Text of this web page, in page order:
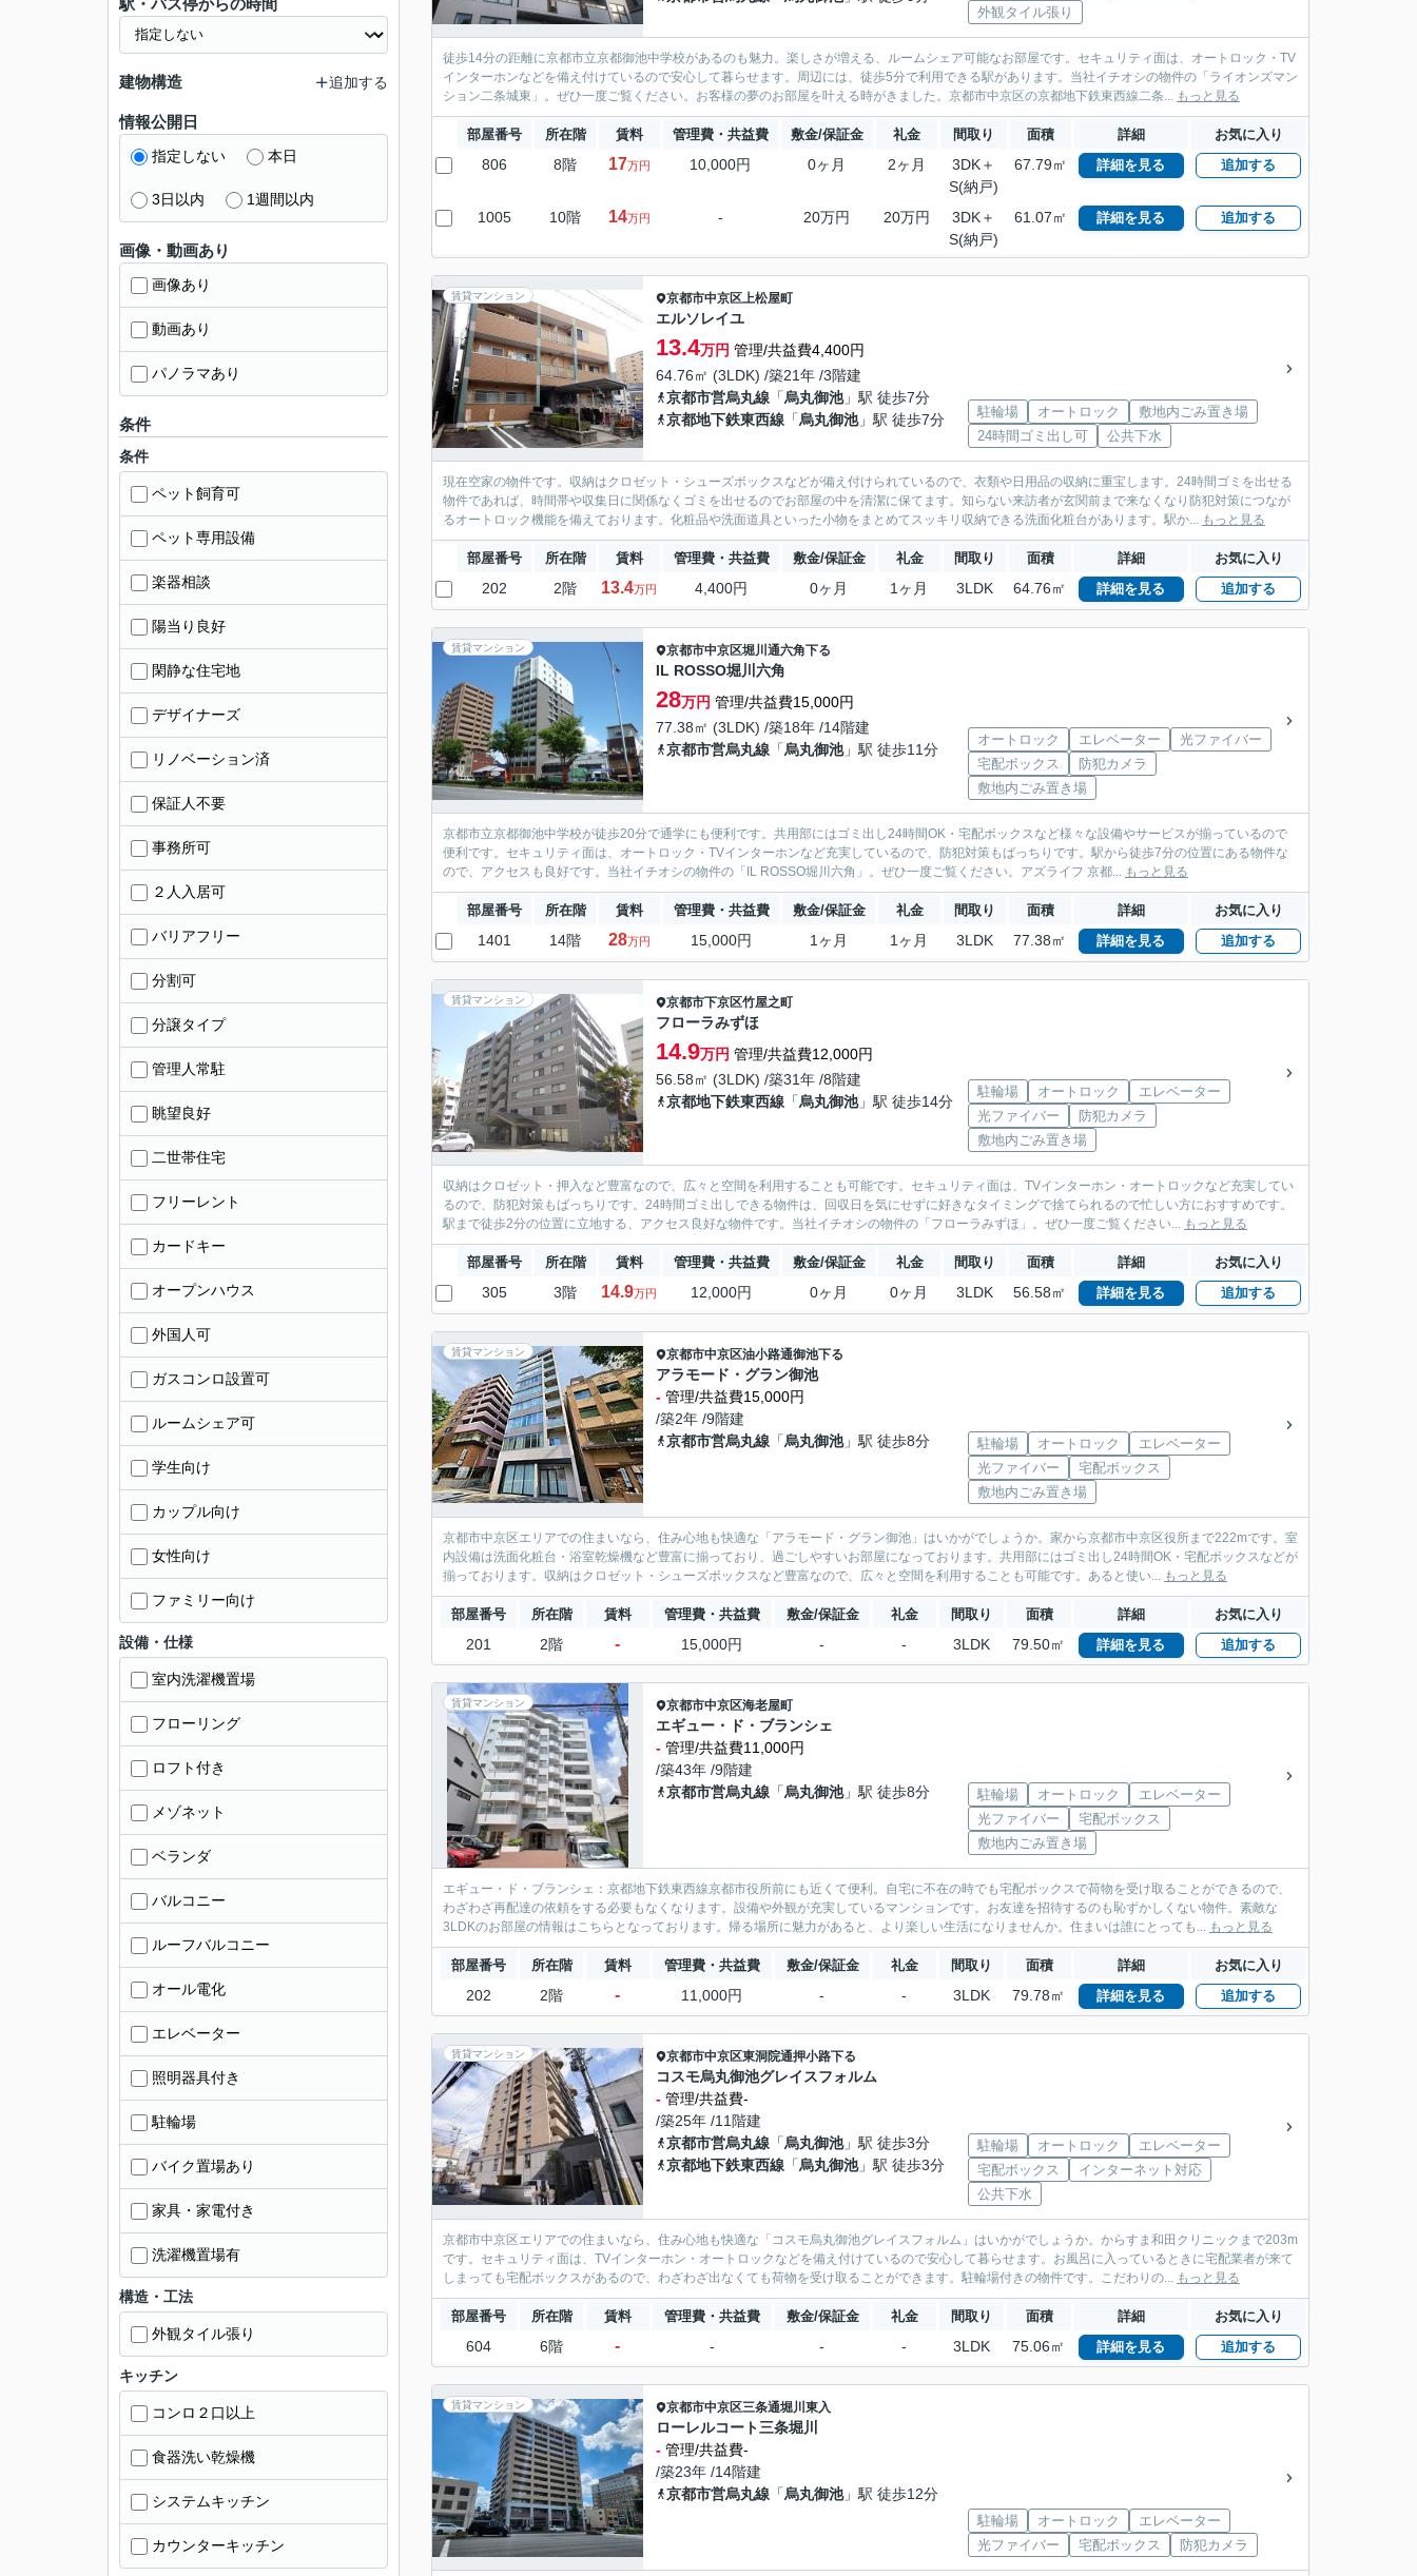
外観タイル張り
徒歩14分の距離に京都市立京都御池中学校があるのも魅力。楽しさが増える、ルームシェア可能なお部屋です。セキュリティ面は、オートロック・TV
インターホンなどを備え付けているので安心して暮らせます。周辺には、徒歩5分で利用できる駅があります。当社イチオシの物件の「ライオンズマン
ション二条城東」。ぜひ一度ご覧ください。お客様の夢のお部屋を叶える時がきました。京都市中京区の京都地下鉄東西線二条... もっと見る
部屋番号 所在階 賃料 管理費・共益費 敷金/保証金 礼金 間取り 面積 詳細 お気に入り
806 8階 17万円 10,000円 0ヶ月 2ヶ月
3DK＋
S(納戸)
67.79㎡ 詳細を見る 追加する
1005 10階 14万円 - 20万円 20万円
3DK＋
S(納戸)
61.07㎡ 詳細を見る 追加する
賃貸マンション 京都市中京区上松屋町
エルソレイユ
13.4万円 管理/共益費4,400円
64.76㎡ (3LDK) /築21年 /3階建
京都市営烏丸線 「烏丸御池」駅 徒歩7分
京都地下鉄東西線 「烏丸御池」駅 徒歩7分 駐輪場 オートロック
敷地内ごみ置き場
24時間ゴミ出し可
公共下水
現在空家の物件です。収納はクロゼット・シューズボックスなどが備え付けられているので、衣類や日用品の収納に重宝します。24時間ゴミを出せる
物件であれば、時間帯や収集日に関係なくゴミを出せるのでお部屋の中を清潔に保てます。知らない来訪者が玄関前まで来なくなり防犯対策につなが
るオートロック機能を備えております。化粧品や洗面道具といった小物をまとめてスッキリ収納できる洗面化粧台があります。駅か... もっと見る
部屋番号 所在階 賃料 管理費・共益費 敷金/保証金 礼金 間取り 面積 詳細 お気に入り
202 2階 13.4万円 4,400円 0ヶ月 1ヶ月 3LDK 64.76㎡ 詳細を見る 追加する
賃貸マンション 京都市中京区堀川通六角下る
IL ROSSO堀川六角
28万円 管理/共益費15,000円
77.38㎡ (3LDK) /築18年 /14階建
京都市営烏丸線 「烏丸御池」駅 徒歩11分
オートロック エレベーター
光ファイバー
宅配ボックス
防犯カメラ
敷地内ごみ置き場
京都市立京都御池中学校が徒歩20分で通学にも便利です。共用部にはゴミ出し24時間OK・宅配ボックスなど様々な設備やサービスが揃っているので
便利です。セキュリティ面は、オートロック・TVインターホンなど充実しているので、防犯対策もばっちりです。駅から徒歩7分の位置にある物件な
ので、アクセスも良好です。当社イチオシの物件の「IL ROSSO堀川六角」。ぜひ一度ご覧ください。アズライフ 京都... もっと見る
部屋番号 所在階 賃料 管理費・共益費 敷金/保証金 礼金 間取り 面積 詳細 お気に入り
1401 14階 28万円 15,000円 1ヶ月 1ヶ月 3LDK 77.38㎡ 詳細を見る 追加する
賃貸マンション 京都市下京区竹屋之町
フローラみずほ
14.9万円 管理/共益費12,000円
56.58㎡ (3LDK) /築31年 /8階建
京都地下鉄東西線 「烏丸御池」駅 徒歩14分
駐輪場 オートロック
エレベーター
光ファイバー
防犯カメラ
敷地内ごみ置き場
収納はクロゼット・押入など豊富なので、広々と空間を利用することも可能です。セキュリティ面は、TVインターホン・オートロックなど充実してい
るので、防犯対策もばっちりです。24時間ゴミ出しできる物件は、回収日を気にせずに好きなタイミングで捨てられるので忙しい方におすすめです。
駅まで徒歩2分の位置に立地する、アクセス良好な物件です。当社イチオシの物件の「フローラみずほ」。ぜひ一度ご覧ください... もっと見る
部屋番号 所在階 賃料 管理費・共益費 敷金/保証金 礼金 間取り 面積 詳細 お気に入り
305 3階 14.9万円 12,000円 0ヶ月 0ヶ月 3LDK 56.58㎡ 詳細を見る 追加する
賃貸マンション 京都市中京区油小路通御池下る
アラモード・グラン御池
- 管理/共益費15,000円
/築2年 /9階建
京都市営烏丸線 「烏丸御池」駅 徒歩8分 駐輪場 オートロック
エレベーター
光ファイバー
宅配ボックス
敷地内ごみ置き場
京都市中京区エリアでの住まいなら、住み心地も快適な「アラモード・グラン御池」はいかがでしょうか。家から京都市中京区役所まで222mです。室
内設備は洗面化粧台・浴室乾燥機など豊富に揃っており、過ごしやすいお部屋になっております。共用部にはゴミ出し24時間OK・宅配ボックスなどが
揃っております。収納はクロゼット・シューズボックスなど豊富なので、広々と空間を利用することも可能です。あると使い... もっと見る
部屋番号 所在階 賃料 管理費・共益費 敷金/保証金 礼金 間取り 面積 詳細 お気に入り
201 2階 - 15,000円 - - 3LDK 79.50㎡ 詳細を見る 追加する
賃貸マンション 京都市中京区海老屋町
エギュー・ド・ブランシェ
- 管理/共益費11,000円
/築43年 /9階建
京都市営烏丸線 「烏丸御池」駅 徒歩8分 駐輪場 オートロック
エレベーター
光ファイバー
宅配ボックス
敷地内ごみ置き場
エギュー・ド・ブランシェ：京都地下鉄東西線京都市役所前にも近くて便利。自宅に不在の時でも宅配ボックスで荷物を受け取ることができるので、
わざわざ再配達の依頼をする必要もなくなります。設備や外観が充実しているマンションです。お友達を招待するのも恥ずかしくない物件。素敵な
3LDKのお部屋の情報はこちらとなっております。帰る場所に魅力があると、より楽しい生活になりませんか。住まいは誰にとっても... もっと見る
部屋番号 所在階 賃料 管理費・共益費 敷金/保証金 礼金 間取り 面積 詳細 お気に入り
202 2階 - 11,000円 - - 3LDK 79.78㎡ 詳細を見る 追加する
賃貸マンション 京都市中京区東洞院通押小路下る
コスモ烏丸御池グレイスフォルム
- 管理/共益費-
/築25年 /11階建
京都市営烏丸線 「烏丸御池」駅 徒歩3分
京都地下鉄東西線 「烏丸御池」駅 徒歩3分
駐輪場 オートロック
エレベーター
宅配ボックス
インターネット対応
公共下水
京都市中京区エリアでの住まいなら、住み心地も快適な「コスモ烏丸御池グレイスフォルム」はいかがでしょうか。からすま和田クリニックまで203m
です。セキュリティ面は、TVインターホン・オートロックなどを備え付けているので安心して暮らせます。お風呂に入っているときに宅配業者が来て
しまっても宅配ボックスがあるので、わざわざ出なくても荷物を受け取ることができます。駐輪場付きの物件です。こだわりの... もっと見る
部屋番号 所在階 賃料 管理費・共益費 敷金/保証金 礼金 間取り 面積 詳細 お気に入り
604 6階 - - - - 3LDK 75.06㎡ 詳細を見る 追加する
賃貸マンション 京都市中京区三条通堀川東入
ローレルコート三条堀川
- 管理/共益費-
/築23年 /14階建
京都市営烏丸線 「烏丸御池」駅 徒歩12分
駐輪場 オートロック
エレベーター
光ファイバー
宅配ボックス 防犯カメラ
駅・バス停からの時間
建物構造 追加する
情報公開日
指定しない 本日
3日以内 1週間以内
画像・動画あり
画像あり
動画あり
パノラマあり
条件
条件
ペット飼育可
ペット専用設備
楽器相談
陽当り良好
閑静な住宅地
デザイナーズ
リノベーション済
保証人不要
事務所可
２人入居可
バリアフリー
分割可
分譲タイプ
管理人常駐
眺望良好
二世帯住宅
フリーレント
カードキー
オープンハウス
外国人可
ガスコンロ設置可
ルームシェア可
学生向け
カップル向け
女性向け
ファミリー向け
設備・仕様
室内洗濯機置場
フローリング
ロフト付き
メゾネット
ベランダ
バルコニー
ルーフバルコニー
オール電化
エレベーター
照明器具付き
駐輪場
バイク置場あり
家具・家電付き
洗濯機置場有
構造・工法
外観タイル張り
キッチン
コンロ２口以上
食器洗い乾燥機
システムキッチン
カウンターキッチン